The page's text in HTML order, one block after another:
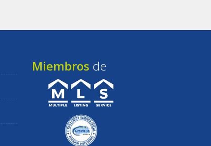
Miembros de